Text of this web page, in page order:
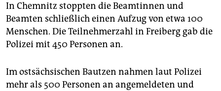
In Chemnitz stoppten die Beamtinnen und
Beamten schließlich einen Aufzug von etwa 100
Menschen. Die Teilnehmerzahl in Freiberg gab die
Polizei mit 450 Personen an.
Im ostsächsischen Bautzen nahmen laut Polizei
mehr als 500 Personen an angemeldeten und